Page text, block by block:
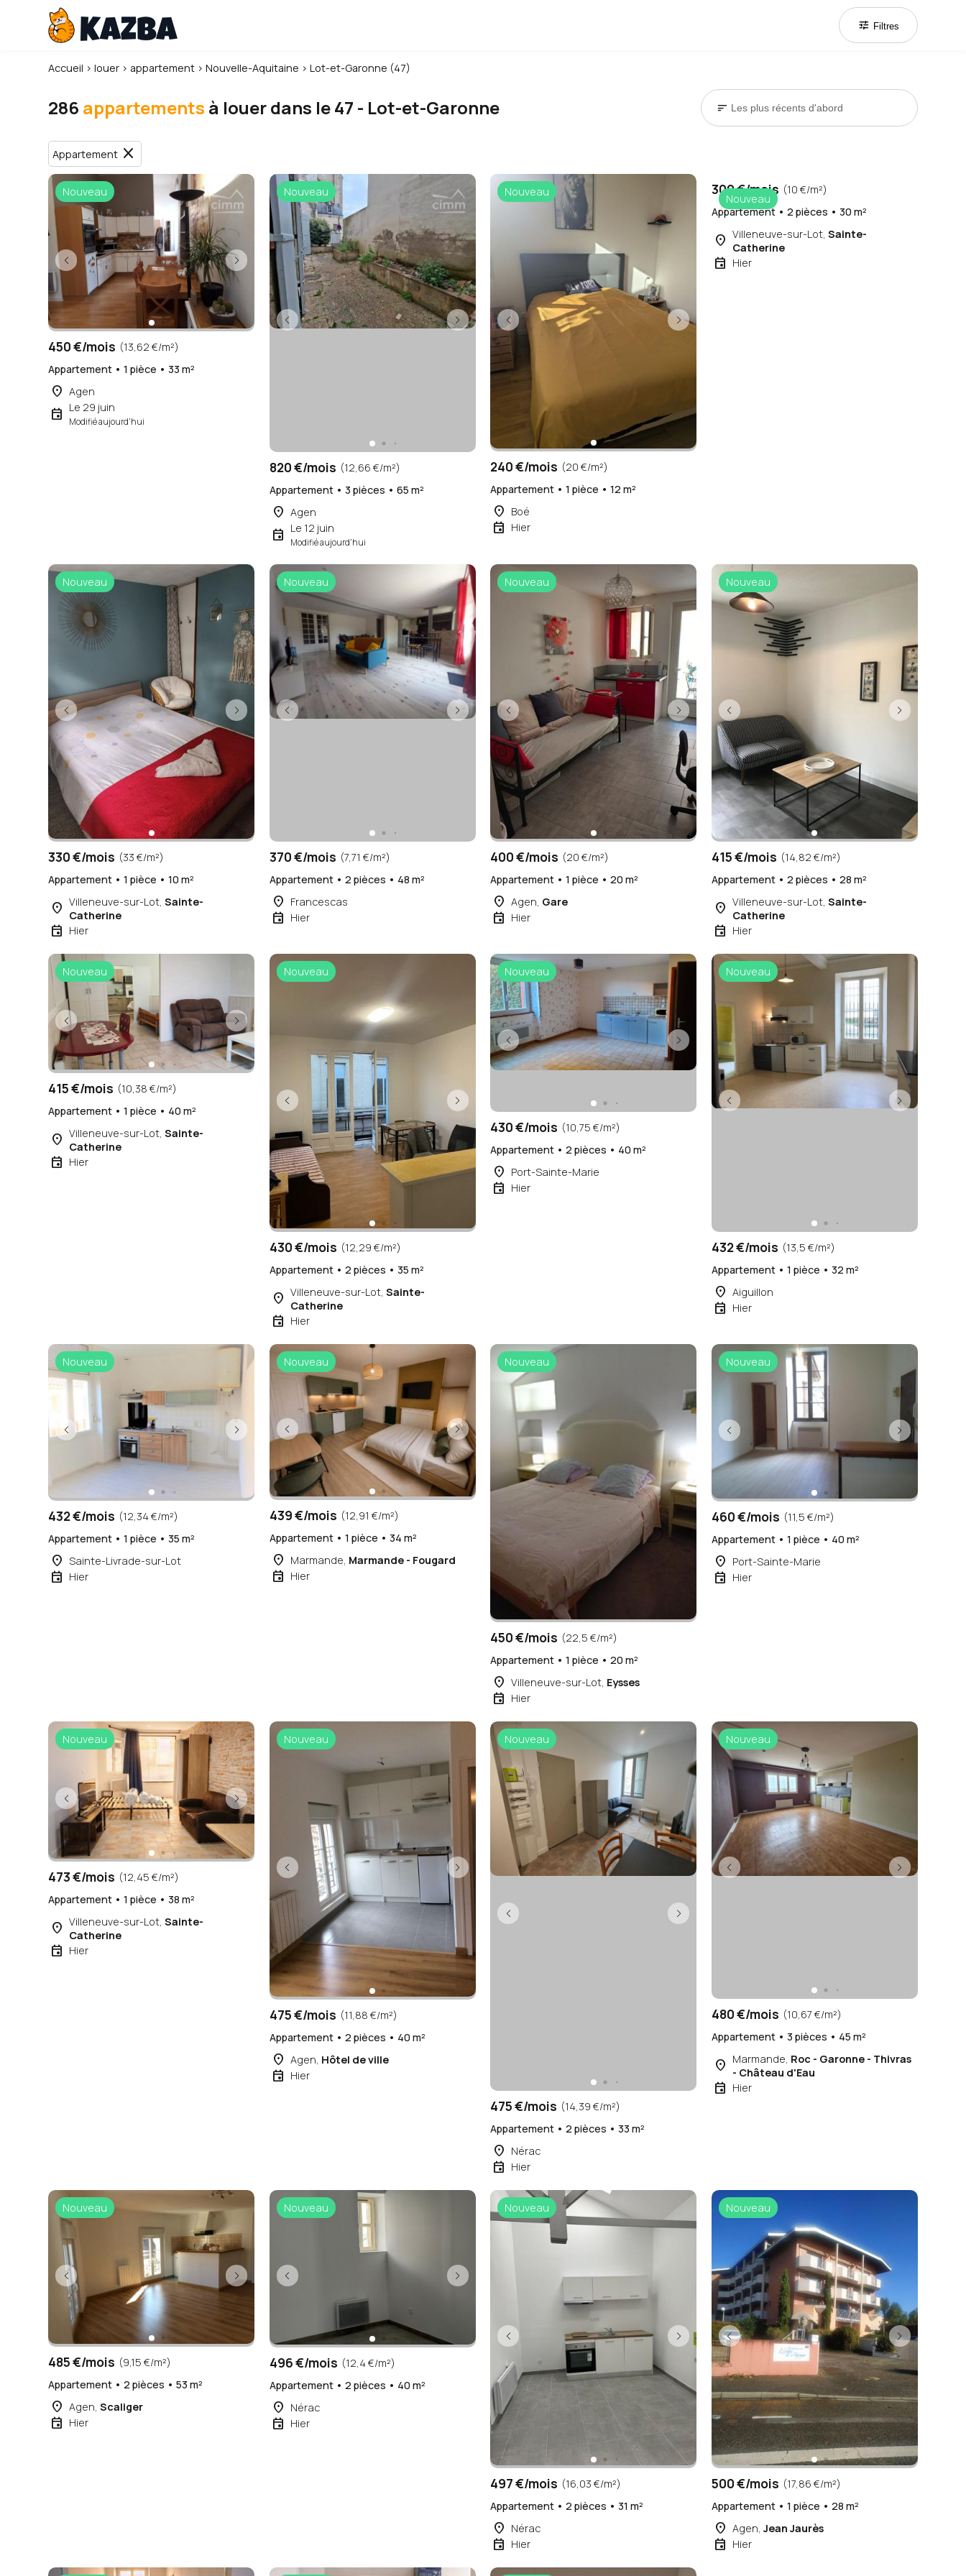
tune Filtres
Accueil ›louer › appartement ›Nouvelle-Aquitaine ›Lot-et-Garonne (47)
286 appartements à louer dans le 47 - Lot-et-Garonne sort
Appartement close
Nouveau
450 €/mois (13,62 €/m²)
Appartement • 1 pièce • 33 m²
place Agen
event Le 29 juin
Modifié aujourd'hui
Nouveau
820 €/mois (12,66 €/m²)
Appartement • 3 pièces • 65 m²
place Agen
event Le 12 juin
Modifié aujourd'hui
Nouveau
240 €/mois (20 €/m²)
Appartement • 1 pièce • 12 m²
place Boé
event Hier
Nouveau
300 €/mois (10 €/m²)
Appartement • 2 pièces • 30 m²
place Villeneuve-sur-Lot, Sainte-
Catherine
event Hier
Nouveau
330 €/mois (33 €/m²)
Appartement • 1 pièce • 10 m²
place Villeneuve-sur-Lot,Sainte-
Catherine
event Hier
Nouveau
370 €/mois (7,71 €/m²)
Appartement • 2 pièces • 48 m²
place Francescas
event Hier
Nouveau
400 €/mois (20 €/m²)
Appartement • 1 pièce • 20 m²
place Agen, Gare
event Hier
Nouveau
415 €/mois (14,82 €/m²)
Appartement • 2 pièces • 28 m²
place Villeneuve-sur-Lot, Sainte-
Catherine
event Hier
Nouveau
415 €/mois (10,38 €/m²)
Appartement • 1 pièce • 40 m²
place Villeneuve-sur-Lot,Sainte-
Catherine
event Hier
Nouveau
430 €/mois (12,29 €/m²)
Appartement • 2 pièces • 35 m²
place Villeneuve-sur-Lot, Sainte-
Catherine
event Hier
Nouveau
430 €/mois (10,75 €/m²)
Appartement • 2 pièces • 40 m²
place Port-Sainte-Marie
event Hier
Nouveau
432 €/mois (13,5 €/m²)
Appartement • 1 pièce • 32 m²
place Aiguillon
event Hier
Nouveau
432 €/mois (12,34 €/m²)
Appartement • 1 pièce • 35 m²
place Sainte-Livrade-sur-Lot
event Hier
Nouveau
439 €/mois (12,91 €/m²)
Appartement • 1 pièce • 34 m²
place Marmande, Marmande - Fougard
event Hier
Nouveau
450 €/mois (22,5 €/m²)
Appartement • 1 pièce • 20 m²
place Villeneuve-sur-Lot, Eysses
event Hier
Nouveau
460 €/mois (11,5 €/m²)
Appartement • 1 pièce • 40 m²
place Port-Sainte-Marie
event Hier
Nouveau
473 €/mois (12,45 €/m²)
Appartement • 1 pièce • 38 m²
place Villeneuve-sur-Lot,Sainte-
Catherine
event Hier
Nouveau
475 €/mois (11,88 €/m²)
Appartement • 2 pièces • 40 m²
place Agen, Hôtel de ville
event Hier
Nouveau
475 €/mois (14,39 €/m²)
Appartement • 2 pièces • 33 m²
place Nérac
event Hier
Nouveau
480 €/mois (10,67 €/m²)
Appartement • 3 pièces • 45 m²
place Marmande, Roc - Garonne - Thivras
- Château d'Eau
event Hier
Nouveau
485 €/mois (9,15 €/m²)
Appartement • 2 pièces • 53 m²
place Agen,Scaliger
event Hier
Nouveau
496 €/mois (12,4 €/m²)
Appartement • 2 pièces • 40 m²
place Nérac
event Hier
Nouveau
497 €/mois (16,03 €/m²)
Appartement • 2 pièces • 31 m²
place Nérac
event Hier
Nouveau
500 €/mois (17,86 €/m²)
Appartement • 1 pièce • 28 m²
place Agen, Jean Jaurès
event Hier